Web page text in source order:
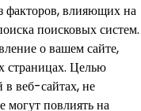
факторов, влияющих на
поисковых систем.
о вашем сайте,
страницах. Целью
в веб-сайтах, не
могут повлиять на